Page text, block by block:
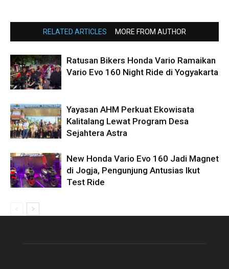
RELATED ARTICLES MORE FROM AUTHOR
Ratusan Bikers Honda Vario Ramaikan
Vario Evo 160 Night Ride di Yogyakarta
Yayasan AHM Perkuat Ekowisata
Kalitalang Lewat Program Desa
Sejahtera Astra
New Honda Vario Evo 160 Jadi Magnet
di Jogja, Pengunjung Antusias Ikut
Test Ride